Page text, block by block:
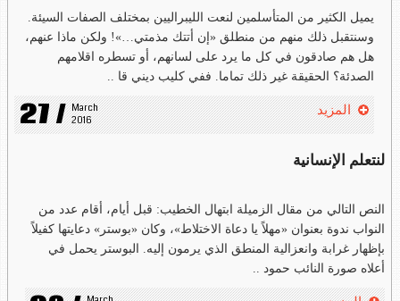
يميل الكثير من المتأسلمين لنعت الليبراليين بمختلف الصفات السيئة.
وسنتقبل ذلك منهم من منطلق «إن أتتك مذمتي…»! ولكن ماذا عنهم​،
هل هم صادقون في كل ما يرد على لسانهم، أو تسطره اقلامهم
الصدئة؟ الحقيقة غير ذلك تماما. ففي كليب ديني قا ..
27 / March
2016
المزيد
لنتعلم الإنسانية
النص التالي من مقال الزميلة ابتهال الخطيب: قبل أيام، أقام عدد من
النواب ندوة بعنوان «مهلاً يا دعاة الاختلاط»، وكان «بوستر» دعايتها كفيلاً
بإظهار غرابة وانعزالية المنطق الذي يرمون إليه. البوستر يحمل في
أعلاه صورة النائب حمود ..